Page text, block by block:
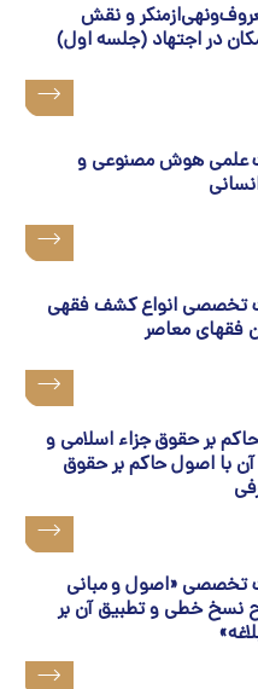
و نقش
اجتهاد (جلسه اول)
مصنوعی و
انواع کشف‌ فقهی
معاصر
حقوق جزاء اسلامی و
اصول حاکم بر حقوق
«اصول و مبانی
و تطبيق آن بر